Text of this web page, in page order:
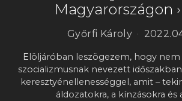
Magyarországon ›
Győrfi Károly
Elöljáróban leszögezem, hogy
szocializmusnak nevezett
keresztyénellenességgel, amit –
áldozatokra, a kínzásokra és